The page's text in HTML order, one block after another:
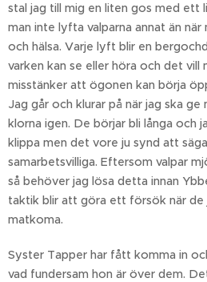
stal jag till mig en liten gos med ett
man inte lyfta valparna annat än
och hälsa. Varje lyft blir en
varken kan se eller höra och det vill
misstänker att ögonen kan börja
Jag går och klurar på när jag ska
klorna igen. De börjar bli långa
klippa men det vore ju synd att
samarbetsvilliga. Eftersom valpar
så behöver jag lösa detta innan
taktik blir att göra ett försök när de
matkoma.
Syster Tapper har fått komma in
vad fundersam hon är över dem.